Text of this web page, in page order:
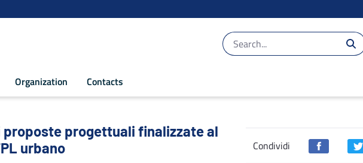
Organization Contacts
progettuali finalizzate al rinnovo del parco
proposte progettuali finalizzate al
urbano
Condividi